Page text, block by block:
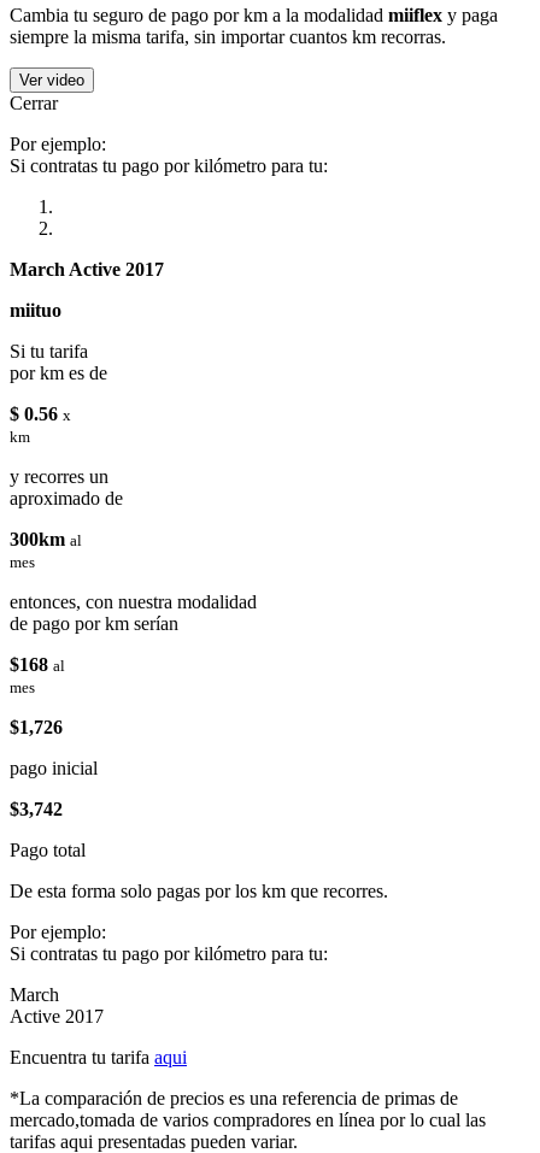
Cambia tu seguro de pago por km a la modalidad miiflex y paga
siempre la misma tarifa, sin importar cuantos km recorras.
Ver video
Cerrar
Por ejemplo:
Si contratas tu pago por kilómetro para tu:
March Active 2017
miituo
Si tu tarifa
por km es de
$ 0.56 x
km
y recorres un
aproximado de
300km al
mes
entonces, con nuestra modalidad
de pago por km serían
$168 al
mes
$1,726
pago inicial
$3,742
Pago total
De esta forma solo pagas por los km que recorres.
Por ejemplo:
Si contratas tu pago por kilómetro para tu:
March
Active 2017
Encuentra tu tarifa aqui
*La comparación de precios es una referencia de primas de
mercado,tomada de varios compradores en línea por lo cual las
tarifas aqui presentadas pueden variar.